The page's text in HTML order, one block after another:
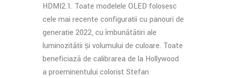
HDMI2.1. Toate modelele OLED folosesc
cele mai recente configurații cu panouri de
generație 2022, cu îmbunătățiri ale
luminozității și volumului de culoare. Toate
beneficiază de calibrarea de la Hollywood
a proeminentului colorist Stefan